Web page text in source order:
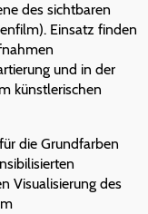
des sichtbaren
Einsatz finden
und in der
künstlerischen
die Grundfarben
Visualisierung des